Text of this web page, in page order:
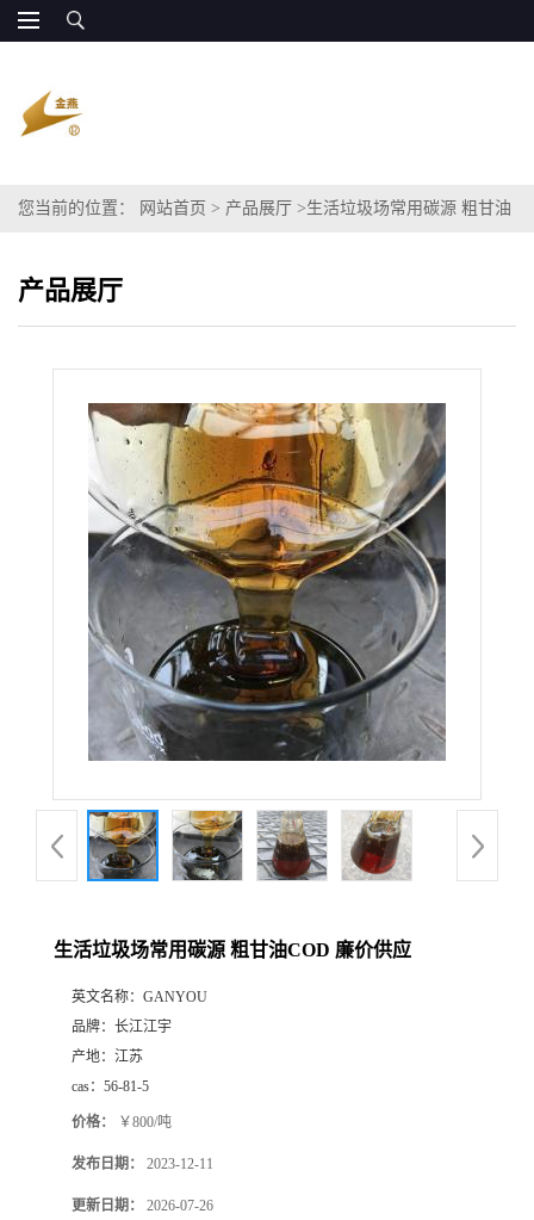
您当前的位置： 网站首页 > 产品展厅 >生活垃圾场常用碳源 粗甘油
产品展厅
生活垃圾场常用碳源 粗甘油COD 廉价供应
英文名称： GANYOU
品牌： 长江江宇
产地： 江苏
cas： 56-81-5
价格： ￥800/吨
发布日期： 2023-12-11
更新日期： 2026-07-26